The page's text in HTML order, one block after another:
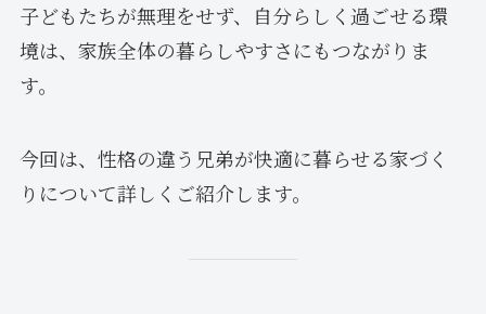
子どもたちが無理をせず、自分らしく過ごせる環
境は、家族全体の暮らしやすさにもつながりま
す。
今回は、性格の違う兄弟が快適に暮らせる家づく
りについて詳しくご紹介します。